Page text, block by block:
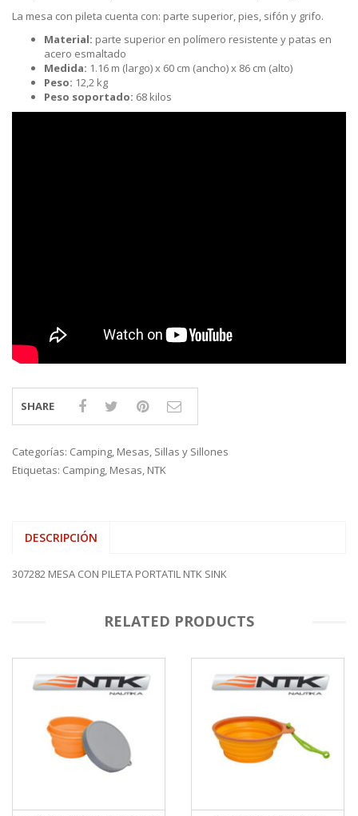
La mesa con pileta cuenta con: parte superior, pies, sifón y grifo.
Material: parte superior en polímero resistente y patas en
acero esmaltado
Medida: 1.16 m (largo) x 60 cm (ancho) x 86 cm (alto)
Peso: 12,2 kg
Peso soportado: 68 kilos
SHARE
Categorías: Camping, Mesas, Sillas y Sillones
Etiquetas: Camping, Mesas, NTK
DESCRIPCIÓN
307282 MESA CON PILETA PORTATIL NTK SINK
RELATED PRODUCTS